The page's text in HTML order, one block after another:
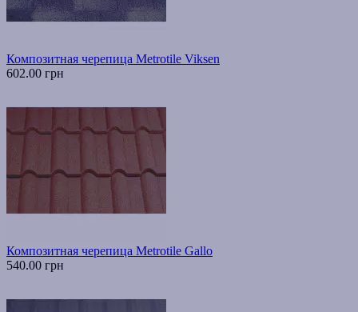
Композитная черепица Metrotile Viksen
602.00 грн
Композитная черепица Metrotile Gallo
540.00 грн